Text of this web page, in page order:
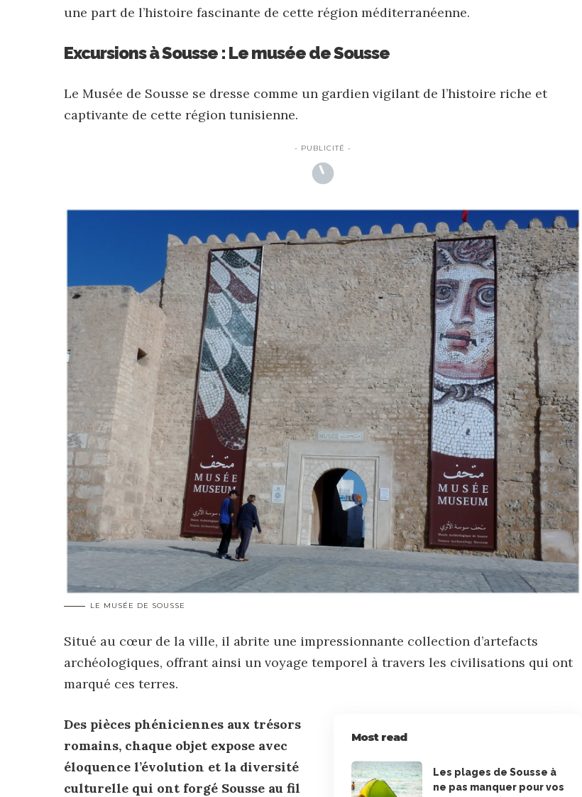
une part de l’histoire fascinante de cette région méditerranéenne.
Excursions à Sousse : Le musée de Sousse
Le Musée de Sousse se dresse comme un gardien vigilant de l’histoire riche et
captivante de cette région tunisienne.
- PUBLICITÉ -
LE MUSÉE DE SOUSSE
Situé au cœur de la ville, il abrite une impressionnante collection d’artefacts
archéologiques, offrant ainsi un voyage temporel à travers les civilisations qui ont
marqué ces terres.
Most read
Les plages de Sousse à
ne pas manquer pour vos
Des pièces phéniciennes aux trésors
romains, chaque objet expose avec
éloquence l’évolution et la diversité
culturelle qui ont forgé Sousse au fil